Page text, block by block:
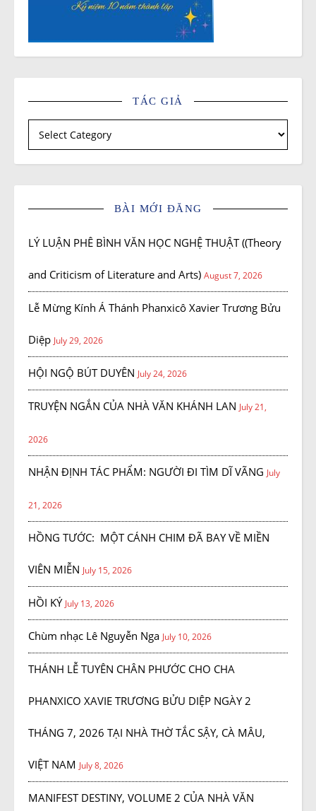
TÁC GIẢ
Tác giả
BÀI MỚI ĐĂNG
LÝ LUẬN PHÊ BÌNH VĂN HỌC NGHỆ THUẬT ((Theory
and Criticism of Literature and Arts) August 7, 2026
Lễ Mừng Kính Á Thánh Phanxicô Xavier Trương Bửu
Diệp July 29, 2026
HỘI NGỘ BÚT DUYÊN July 24, 2026
TRUYỆN NGẮN CỦA NHÀ VĂN KHÁNH LAN July 21,
2026
NHẬN ĐỊNH TÁC PHẨM: NGƯỜI ĐI TÌM DĨ VÃNG July
21, 2026
HỒNG TƯỚC: MỘT CÁNH CHIM ĐÃ BAY VỀ MIỀN
VIÊN MIỄN July 15, 2026
HỒI KÝ July 13, 2026
Chùm nhạc Lê Nguyễn Nga July 10, 2026
THÁNH LỄ TUYÊN CHÂN PHƯỚC CHO CHA
PHANXICO XAVIE TRƯƠNG BỬU DIỆP NGÀY 2
THÁNG 7, 2026 TẠI NHÀ THỜ TẮC SẬY, CÀ MÂU,
VIỆT NAM July 8, 2026
MANIFEST DESTINY, VOLUME 2 CỦA NHÀ VĂN